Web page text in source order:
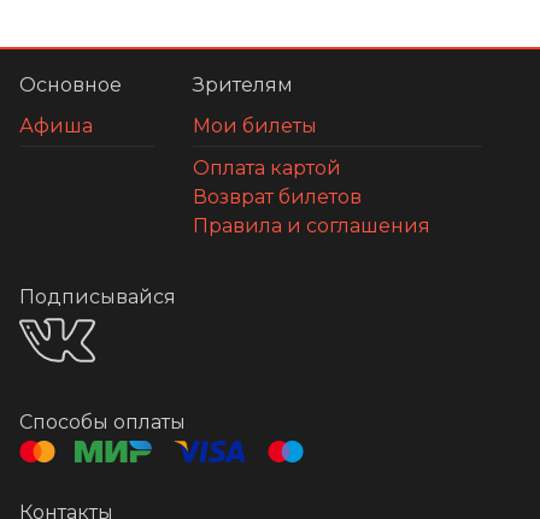
Основное
Афиша
Зрителям
Мои билеты
Оплата картой
Возврат билетов
Правила и соглашения
Подписывайся
Способы оплаты
Контакты